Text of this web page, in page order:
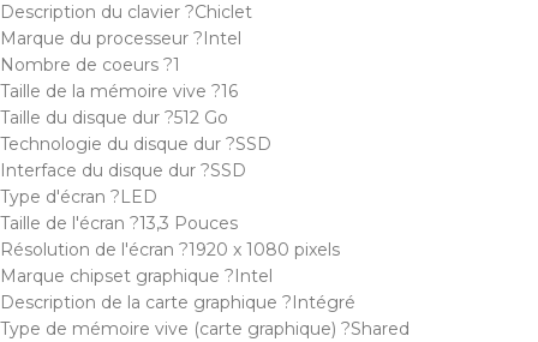
Description du clavier ?Chiclet
Marque du processeur ?Intel
Nombre de coeurs ?1
Taille de la mémoire vive ?16
Taille du disque dur ?512 Go
Technologie du disque dur ?SSD
Interface du disque dur ?SSD
Type d'écran ?LED
Taille de l'écran ?13,3 Pouces
Résolution de l'écran ?1920 x 1080 pixels
Marque chipset graphique ?Intel
Description de la carte graphique ?Intégré
Type de mémoire vive (carte graphique) ?Shared